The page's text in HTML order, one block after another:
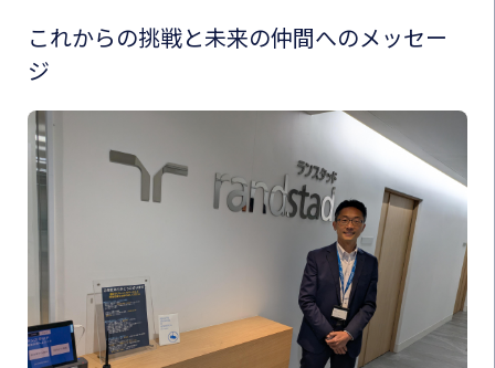
これからの挑戦と未来の仲間へのメッセー
ジ